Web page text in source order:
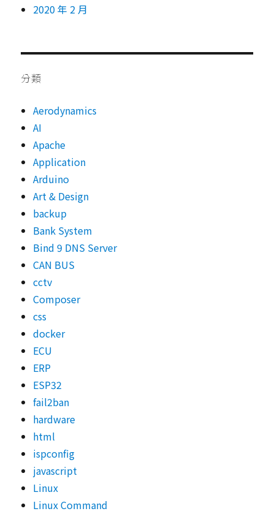
2020 年 2 月
分類
Aerodynamics
AI
Apache
Application
Arduino
Art & Design
backup
Bank System
Bind 9 DNS Server
CAN BUS
cctv
Composer
css
docker
ECU
ERP
ESP32
fail2ban
hardware
html
ispconfig
javascript
Linux
Linux Command